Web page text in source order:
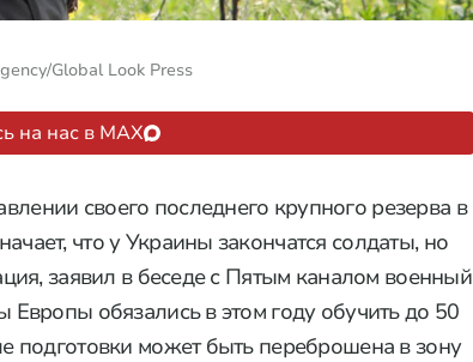
Global Look Press
на нас в MAX
своего последнего крупного резерва в
что у Украины закончатся солдаты, но
заявил в беседе с Пятым каналом военный
обязались в этом году обучить до 50
подготовки может быть переброшена в зону